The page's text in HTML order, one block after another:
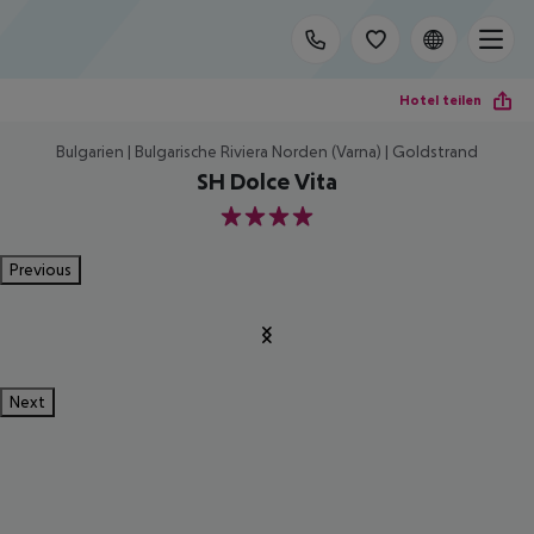
Hotel teilen
Bulgarien | Bulgarische Riviera Norden (Varna) | Goldstrand
SH Dolce Vita
4
Previous
Next